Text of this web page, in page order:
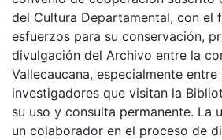
del Cultura Departamental, con el
esfuerzos para su conservación,
divulgación del Archivo entre la
Vallecaucana, especialmente
investigadores que visitan la
su uso y consulta permanente. La
un colaborador en el proceso de